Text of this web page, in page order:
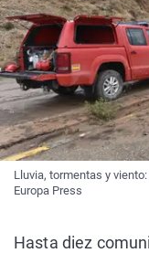
Lluvia, tormentas y
Europa Press
Hasta diez